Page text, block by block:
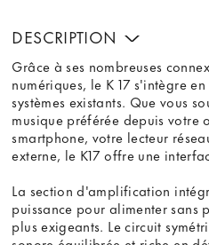
DESCRIPTION
Grâce à ses nombreuses
numériques, le K 17 s'intègre
systèmes existants. Que vous
musique préférée depuis votre
smartphone, votre lecteur
externe, le K17 offre une
La section d'amplification
puissance pour alimenter sans
plus exigeants. Le circuit